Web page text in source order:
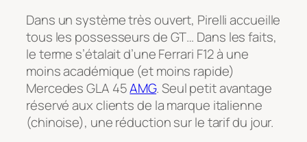
Dans un système très ouvert, Pirelli accueille
tous les possesseurs de GT… Dans les faits,
le terme s’étalait d’une Ferrari F12 à une
moins académique (et moins rapide)
Mercedes GLA 45AMG. Seul petit avantage
réservé aux clients de la marque italienne
(chinoise), une réduction sur le tarif du jour.